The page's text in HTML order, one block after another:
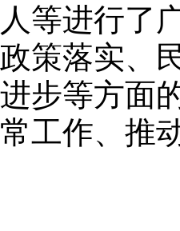
人等进行了
政策落实、
进步等方面
常工作、推